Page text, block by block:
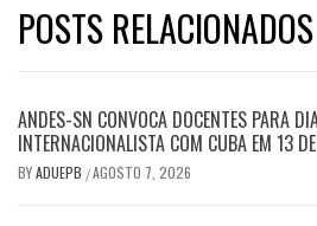
POSTS RELACIONADOS
ANDES-SN CONVOCA DOCENTES PARA
INTERNACIONALISTA COM CUBA EM 13
BYADUEPB /AGOSTO 7, 2026